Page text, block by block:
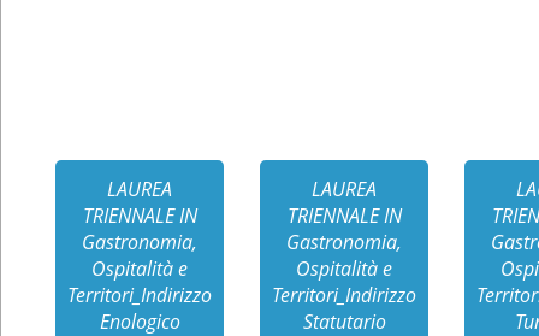
LAUREA
TRIENNALE IN
Gastronomia,
Ospitalità e
Territori_Indirizzo
Enologico
LAUREA
TRIENNALE IN
Gastronomia,
Ospitalità e
Territori_Indirizzo
Statutario